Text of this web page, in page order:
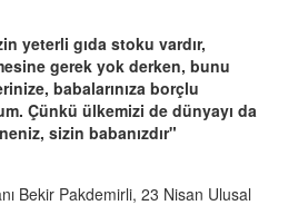
yeterli gıda stoku vardır,
gerek yok derken, bunu
babalarınıza borçlu
Çünkü ülkemizi de dünyayı da
sizin babanızdır"
Bekir Pakdemirli, 23 Nisan Ulusal